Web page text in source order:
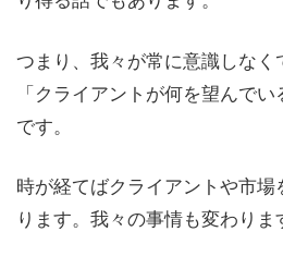
つまり、我々が常に意識しな
「クライアントが何を望んで
です。
時が経てばクライアントや市
ります。我々の事情も変わりま